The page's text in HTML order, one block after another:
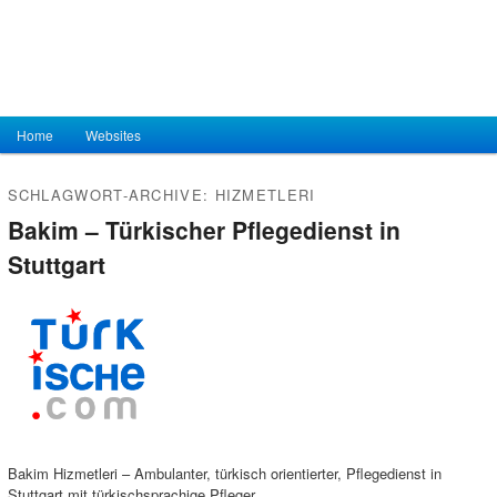
Hauptmenü
Zum Inhalt wechseln
Zum sekundären Inhalt wechseln
Home Websites
SCHLAGWORT-ARCHIVE: HIZMETLERI
Bakim – Türkischer Pflegedienst in
Stuttgart
Bakim Hizmetleri – Ambulanter, türkisch orientierter, Pflegedienst in